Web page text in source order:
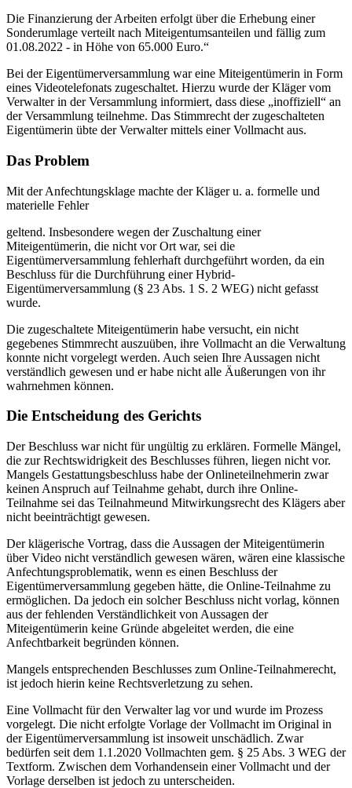
Die Finanzierung der Arbeiten erfolgt über die Erhebung einer
Sonderumlage verteilt nach Miteigentumsanteilen und fällig zum
01.08.2022 - in Höhe von 65.000 Euro.“
Bei der Eigentümerversammlung war eine Miteigentümerin in Form
eines Videotelefonats zugeschaltet. Hierzu wurde der Kläger vom
Verwalter in der Versammlung informiert, dass diese „inoffiziell“ an
der Versammlung teilnehme. Das Stimmrecht der zugeschalteten
Eigentümerin übte der Verwalter mittels einer Vollmacht aus.
Das Problem
Mit der Anfechtungsklage machte der Kläger u. a. formelle und
materielle Fehler
geltend. Insbesondere wegen der Zuschaltung einer
Miteigentümerin, die nicht vor Ort war, sei die
Eigentümerversammlung fehlerhaft durchgeführt worden, da ein
Beschluss für die Durchführung einer Hybrid-
Eigentümerversammlung (§ 23 Abs. 1 S. 2 WEG) nicht gefasst
wurde.
Die zugeschaltete Miteigentümerin habe versucht, ein nicht
gegebenes Stimmrecht auszuüben, ihre Vollmacht an die Verwaltung
konnte nicht vorgelegt werden. Auch seien Ihre Aussagen nicht
verständlich gewesen und er habe nicht alle Äußerungen von ihr
wahrnehmen können.
Die Entscheidung des Gerichts
Der Beschluss war nicht für ungültig zu erklären. Formelle Mängel,
die zur Rechtswidrigkeit des Beschlusses führen, liegen nicht vor.
Mangels Gestattungsbeschluss habe der Onlineteilnehmerin zwar
keinen Anspruch auf Teilnahme gehabt, durch ihre Online-
Teilnahme sei das Teilnahmeund Mitwirkungsrecht des Klägers aber
nicht beeinträchtigt gewesen.
Der klägerische Vortrag, dass die Aussagen der Miteigentümerin
über Video nicht verständlich gewesen wären, wären eine klassische
Anfechtungsproblematik, wenn es einen Beschluss der
Eigentümerversammlung gegeben hätte, die Online-Teilnahme zu
ermöglichen. Da jedoch ein solcher Beschluss nicht vorlag, können
aus der fehlenden Verständlichkeit von Aussagen der
Miteigentümerin keine Gründe abgeleitet werden, die eine
Anfechtbarkeit begründen können.
Mangels entsprechenden Beschlusses zum Online-Teilnahmerecht,
ist jedoch hierin keine Rechtsverletzung zu sehen.
Eine Vollmacht für den Verwalter lag vor und wurde im Prozess
vorgelegt. Die nicht erfolgte Vorlage der Vollmacht im Original in
der Eigentümerversammlung ist insoweit unschädlich. Zwar
bedürfen seit dem 1.1.2020 Vollmachten gem. § 25 Abs. 3 WEG der
Textform. Zwischen dem Vorhandensein einer Vollmacht und der
Vorlage derselben ist jedoch zu unterscheiden.